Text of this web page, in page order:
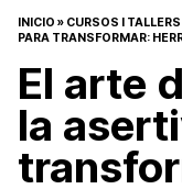
INICIO » CURSOS I TALLERS
PARA TRANSFORMAR:
El arte
la